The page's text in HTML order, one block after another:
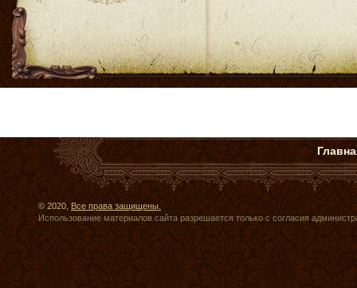
© 2020,Все права защищены.
Использование материалов сайта разрешается только с согласия